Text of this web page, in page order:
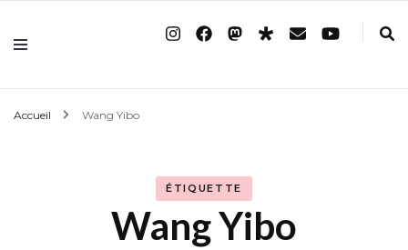
Accueil Wang Yibo
ÉTIQUETTE
Wang Yibo